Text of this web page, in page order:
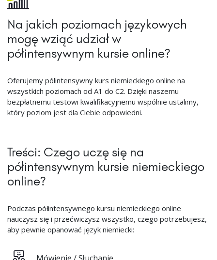
Na jakich poziomach językowych
mogę wziąć udział w
półintensywnym kursie online?
Oferujemy półintensywny kurs niemieckiego online na
wszystkich poziomach od A1 do C2. Dzięki naszemu
bezpłatnemu testowi kwalifikacyjnemu wspólnie ustalimy,
który poziom jest dla Ciebie odpowiedni.
Treści: Czego uczę się na
półintensywnym kursie niemieckiego
online?
Podczas półintensywnego kursu niemieckiego online
nauczysz się i przećwiczysz wszystko, czego potrzebujesz,
aby pewnie opanować język niemiecki: